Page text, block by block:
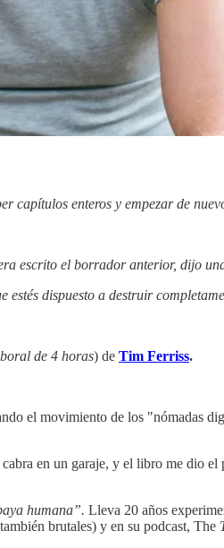
capítulos enteros y empezar de
escrito el borrador anterior, dijo
dispuesto a destruir
de 4 horas) de Tim Ferriss.
el movimiento de los "nómadas
en un garaje, y el libro me dio
humana”. Lleva 20 años
brutales) y en su podcast, The